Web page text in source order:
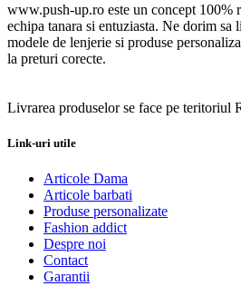
www.push-up.ro este un concept 100%
echipa tanara si entuziasta. Ne dorim
modele de lenjerie si produse
la preturi corecte.
Livrarea produselor se face pe teritoriul
Link-uri utile
Articole Dama
Articole barbati
Produse personalizate
Fashion addict
Despre noi
Contact
Garantii